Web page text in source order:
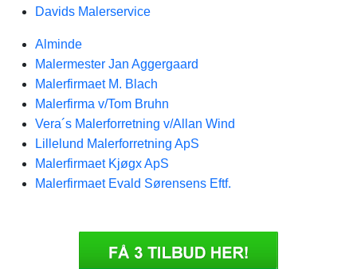
Davids Malerservice
Alminde
Malermester Jan Aggergaard
Malerfirmaet M. Blach
Malerfirma v/Tom Bruhn
Vera´s Malerforretning v/Allan Wind
Lillelund Malerforretning ApS
Malerfirmaet Kjøgx ApS
Malerfirmaet Evald Sørensens Eftf.